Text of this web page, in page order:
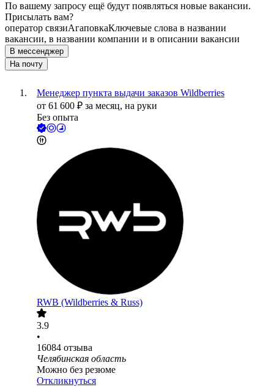
По вашему запросу ещё будут появляться новые вакансии.
Присылать вам?
оператор связиАгаповкаКлючевые слова в названии
вакансии, в названии компании и в описании вакансии
В мессенджер
На почту
Менеджер пункта выдачи заказов Wildberries
от 61 600 ₽ за месяц, на руки
Без опыта
RWB (Wildberries & Russ)
3.9
•
16084 отзыва
Челябинская область
Можно без резюме
Откликнуться